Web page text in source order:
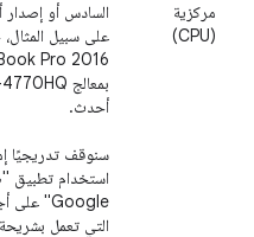
مركزية
(CPU)
السادس أو
على سبيل المثال،
أحدث.
سنوقف تدريجيًا
استخدام تطبيق
التي تعمل بشريحة Intel.